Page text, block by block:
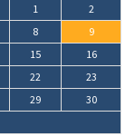
1
2
8
9
15
16
22
23
29
30